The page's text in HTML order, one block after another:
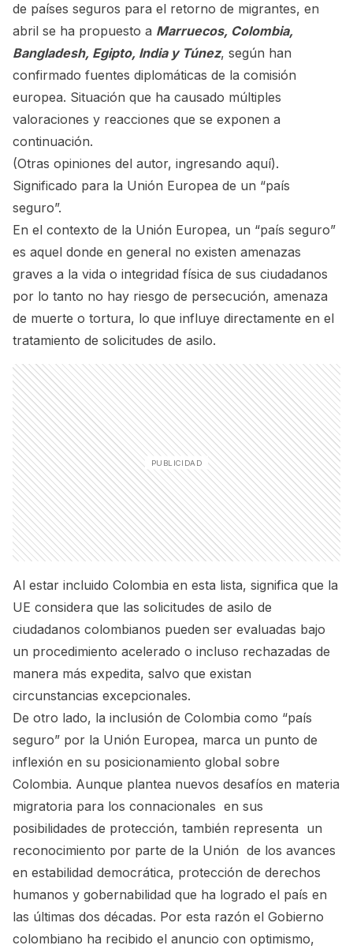
de países seguros para el retorno de migrantes, en
abril se ha propuesto a Marruecos, Colombia,
Bangladesh, Egipto, India y Túnez, según han
confirmado fuentes diplomáticas de la comisión
europea. Situación que ha causado múltiples
valoraciones y reacciones que se exponen a
continuación.
(Otras opiniones del autor, ingresando aquí).
Significado para la Unión Europea de un “país
seguro”.
En el contexto de la Unión Europea, un “país seguro”
es aquel donde en general no existen amenazas
graves a la vida o integridad física de sus ciudadanos
por lo tanto no hay riesgo de persecución, amenaza
de muerte o tortura, lo que influye directamente en el
tratamiento de solicitudes de asilo.
Al estar incluido Colombia en esta lista, significa que la
UE considera que las solicitudes de asilo de
ciudadanos colombianos pueden ser evaluadas bajo
un procedimiento acelerado o incluso rechazadas de
manera más expedita, salvo que existan
circunstancias excepcionales.
De otro lado, la inclusión de Colombia como “país
seguro” por la Unión Europea, marca un punto de
inflexión en su posicionamiento global sobre
Colombia. Aunque plantea nuevos desafíos en materia
migratoria para los connacionales en sus
posibilidades de protección, también representa un
reconocimiento por parte de la Unión de los avances
en estabilidad democrática, protección de derechos
humanos y gobernabilidad que ha logrado el país en
las últimas dos décadas. Por esta razón el Gobierno
colombiano ha recibido el anuncio con optimismo,